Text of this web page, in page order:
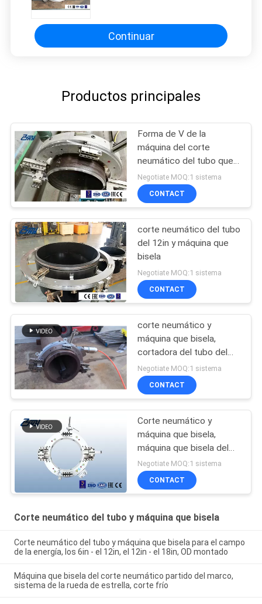
Continuar
Productos principales
Forma de V de la
máquina del corte
neumático del tubo que
bisela
Negotiate MOQ:1 sistema
CONTACT
corte neumático del tubo
del 12in y máquina que
bisela
Negotiate MOQ:1 sistema
CONTACT
corte neumático y
máquina que bisela,
cortadora del tubo del
18in del tubo de 457m m
Negotiate MOQ:1 sistema
CONTACT
Corte neumático y
máquina que bisela,
máquina que bisela del
tubo de SFM 1218 del
tubo neumático
Negotiate MOQ:1 sistema
CONTACT
Corte neumático del tubo y máquina que bisela
Corte neumático del tubo y máquina que bisela para el campo
de la energía, los 6in - el 12in, el 12in - el 18in, OD montado
Máquina que bisela del corte neumático partido del marco,
sistema de la rueda de estrella, corte frío